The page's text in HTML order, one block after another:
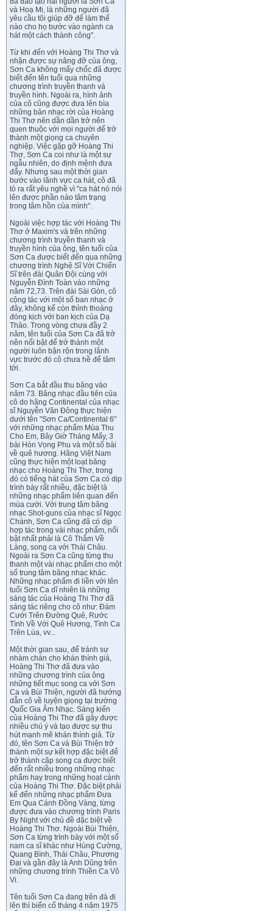
và Hoạ Mi, là những người đã
yêu cầu tôi giúp đỡ để làm thế
nào cho họ bước vào ngành ca
hát một cách thành công".
Từ khi đến với Hoàng Thi Thơ và
nhận được sự nâng đỡ của ông,
Sơn Ca không mấy chốc đã được
biết đến tên tuổi qua những
chương trình truyền thanh và
truyền hình. Ngoài ra, hình ảnh
của cô cũng được đưa lên bìa
những bản nhạc rời của Hoàng
Thi Thơ nên dần dần trở nên
quen thuộc với mọi người để trở
thành một giọng ca chuyên
nghiệp. Việc gặp gỡ Hoàng Thi
Thơ, Sơn Ca coi như là một sự
ngẫu nhiên, do định mệnh đưa
đẩy. Nhưng sau một thời gian
bước vào lãnh vực ca hát, cô đã
tỏ ra rất yêu nghề vì "ca hát nó nói
lên được phần nào tâm trạng
trong tâm hồn của mình".
Ngoài việc hợp tác với Hoàng Thi
Thơ ở Maxim's và trên những
chương trình truyền thanh và
truyền hình của ông, tên tuổi của
Sơn Ca được biết đến qua những
chương trình Nghệ Sĩ Với Chiến
Sĩ trên đài Quân Đội cùng với
Nguyễn Đình Toàn vào những
năm 72,73. Trên đài Sài Gòn, cô
cộng tác với một số ban nhạc ở
đây, không kể còn thỉnh thoảng
đóng kịch với ban kịch của Dạ
Thảo. Trong vòng chưa đầy 2
năm, tên tuổi của Sơn Ca đã trở
nên nổi bật để trở thành một
người luôn bận rộn trong lãnh
vực trước đó cô chưa hề để tâm
tới.
Sơn Ca bắt đầu thu băng vào
năm 73. Băng nhạc đầu tiên của
cô do hãng Continental của nhạc
sĩ Nguyễn Văn Đông thực hiện
dưới tên "Sơn Ca/Continental 6"
với những nhạc phẩm Mùa Thu
Cho Em, Bây Giờ Tháng Mấy, 3
bài Hòn Vọng Phu và một số bài
về quê hương. Hãng Việt Nam
cũng thực hiện một loạt băng
nhạc cho Hoàng Thi Thơ, trong
đó có tiếng hát của Sơn Ca có dịp
trình bày rất nhiều, đặc biệt là
những nhạc phẩm liên quan đến
mùa cưới. Với trung tâm băng
nhạc Shot-guns của nhạc sĩ Ngọc
Chánh, Sơn Ca cũng đã có dịp
hợp tác trong vài nhạc phẩm, nổi
bật nhất phải là Cô Thắm Về
Làng, song ca với Thái Châu.
Ngoài ra Sơn Ca cũng từng thu
thanh một vài nhạc phẩm cho một
số trung tâm băng nhạc khác.
Những nhạc phẩm đi liền với tên
tuổi Sơn Ca dĩ nhiên là những
sáng tác của Hoàng Thi Thơ đã
sáng tác riêng cho cô như: Đám
Cưới Trên Đường Quê, Rước
Tình Về Với Quê Hương, Tình Ca
Trên Lúa, vv...
Một thời gian sau, để tránh sự
nhàm chán cho khán thính giả,
Hoàng Thi Thơ đã đưa vào
những chương trình của ông
những tiết mục song ca với Sơn
Ca và Bùi Thiện, người đã hướng
dẫn cô về luyện giọng tại trường
Quốc Gia Âm Nhạc. Sáng kiến
của Hoàng Thi Thơ đã gây được
nhiều chú ý và tạo được sự thu
hút mạnh mẽ khán thính giả. Từ
đó, tên Sơn Ca và Bùi Thiện trở
thành một sự kết hợp đặc biệt để
trở thành cặp song ca được biết
đến rất nhiều trong những nhạc
phẩm hay trong những hoạt cảnh
của Hoàng Thi Thơ. Đặc biệt phải
kể đến những nhạc phẩm Đưa
Em Qua Cánh Đồng Vàng, từng
được đưa vào chương trình Paris
By Night với chủ đề đặc biệt về
Hoàng Thi Thơ. Ngoài Bùi Thiện,
Sơn Ca từng trình bày với một số
nam ca sĩ khác như Hùng Cường,
Quang Bình, Thái Châu, Phương
Đại và gần đây là Anh Dũng trên
những chương trình Thiền Ca Vô
Vi.
Tên tuổi Sơn Ca đang trên đà đi
lên thì biến cố tháng 4 năm 1975